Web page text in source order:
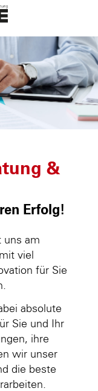
&
Erfolg!
uns am
viel
für Sie
absolute
Sie und Ihr
ihre
wir unser
die beste